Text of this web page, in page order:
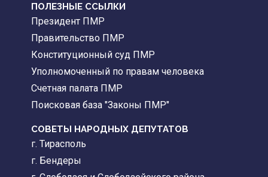
ПОЛЕЗНЫЕ ССЫЛКИ
Президент ПМР
Правительство ПМР
Конституционный суд ПМР
Уполномоченный по правам человека
Счетная палата ПМР
Поисковая база "Законы ПМР"
СОВЕТЫ НАРОДНЫХ ДЕПУТАТОВ
г. Тирасполь
г. Бендеры